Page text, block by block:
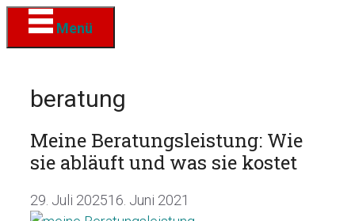
Zum
Inhalt
Menü
beratung
Meine Beratungsleistung: Wie
sie abläuft und was sie kostet
29. Juli 202516. Juni 2021